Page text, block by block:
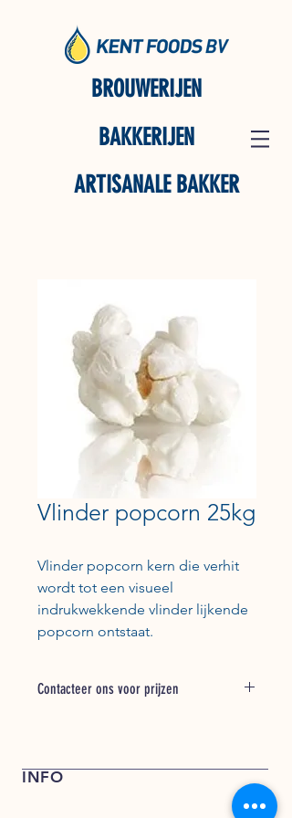
BROUWERIJEN
BAKKERIJEN
ARTISANALE BAKKER
Vlinder popcorn 25kg
Vlinder popcorn kern die verhit
wordt tot een visueel
indrukwekkende vlinder lijkende
popcorn ontstaat.
Contacteer ons voor prijzen
INFO